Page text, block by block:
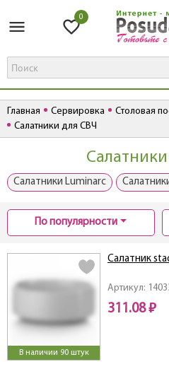
0
Главная Сервировка Столовая
Салатники для СВЧ
Салатники Luminarc
По популярности
В наличии 90 штук
Артикул:
Салатник
311.08 ₽